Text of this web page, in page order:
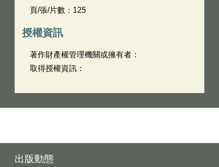
頁/張/片數：125
授權資訊
著作財產權管理機關或擁有者：
取得授權資訊：
出版動態